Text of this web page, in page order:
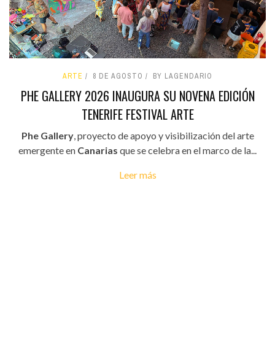
ARTE 8 DE AGOSTO BY LAGENDARIO
PHE GALLERY 2026 INAUGURA SU NOVENA EDICIÓN
TENERIFE FESTIVAL ARTE
Phe Gallery, proyecto de apoyo y visibilización del arte
emergente en Canarias que se celebra en el marco de la...
Leer más